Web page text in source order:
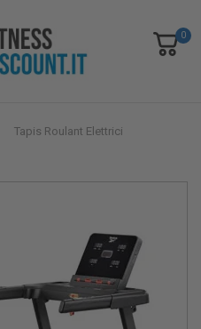
0
Tapis Roulant Elettrici